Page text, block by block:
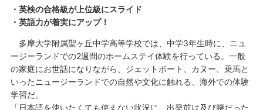
・英検の合格級が上位級にスライド
・英語力が着実にアップ！
多摩大学附属聖ヶ丘中学高等学校では、中学3年生時に、ニュ
ージーランドでの2週間のホームステイ体験を行っている。一般
の家庭にお世話になりながら、ジェットボート、カヌー、乗馬と
いったニュージーランドでの自然や文化に触れる、海外での体験
学習だ。
「日本語を使いたくても使えない状況に、出発前は及び腰だった